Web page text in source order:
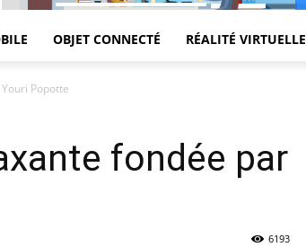
OBJET CONNECTÉ RÉALITÉ VIRTUELLE
Popotte
fondée par
6193